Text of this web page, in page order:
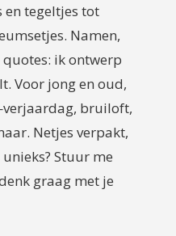
en tegeltjes tot
Namen,
quotes: ik ontwerp
Voor jong en oud,
bruiloft,
Netjes verpakt,
Stuur me
graag met je